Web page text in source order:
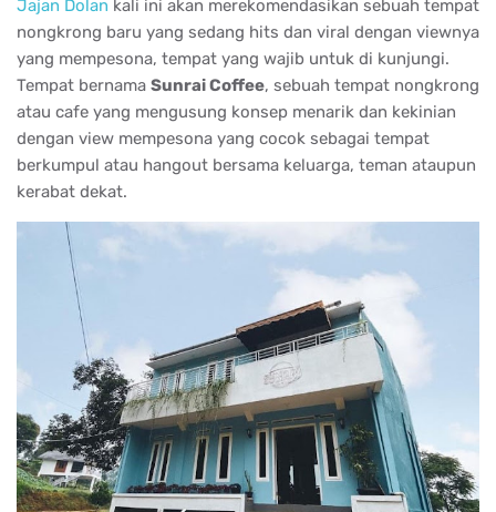
Jajan Dolan kali ini akan merekomendasikan sebuah tempat
nongkrong baru yang sedang hits dan viral dengan viewnya
yang mempesona, tempat yang wajib untuk di kunjungi.
Tempat bernama Sunrai Coffee, sebuah tempat nongkrong
atau cafe yang mengusung konsep menarik dan kekinian
dengan view mempesona yang cocok sebagai tempat
berkumpul atau hangout bersama keluarga, teman ataupun
kerabat dekat.